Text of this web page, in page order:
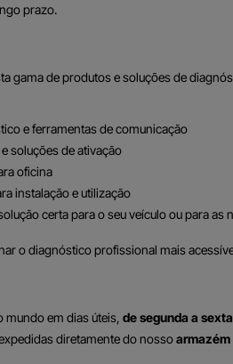
prazo.
gama de produtos e soluções de
e ferramentas de comunicação
soluções de ativação
oficina
instalação e utilização
certa para o seu veículo ou para as
o diagnóstico profissional mais
em dias úteis, de segunda a
diretamente do nossoarmazém